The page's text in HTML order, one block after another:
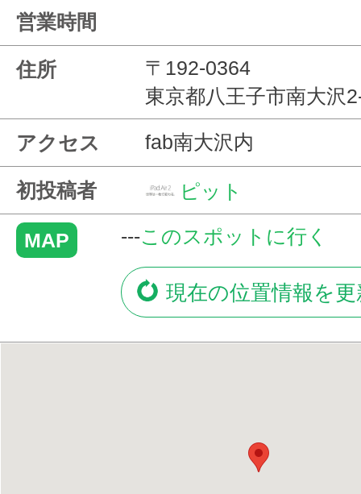
営業時間
住所
〒192-0364
東京都八王子市南大沢
アクセス fab南大沢内
初投稿者 ピット
MAP ---このスポットに行く
現在の位置情報を